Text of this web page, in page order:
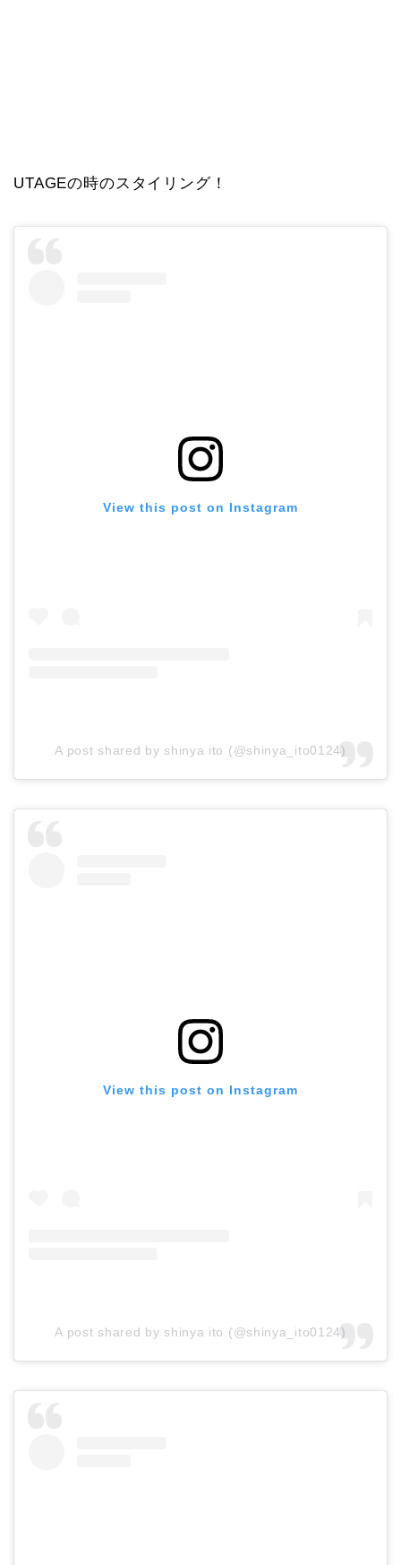
UTAGEの時のスタイリング！
View this post on Instagram
A post shared by shinya ito (@shinya_ito0124)
View this post on Instagram
A post shared by shinya ito (@shinya_ito0124)